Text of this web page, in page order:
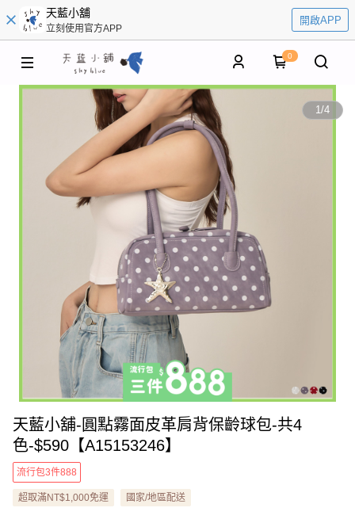
天藍小舖
立刻使用官方APP
開啟APP
0
1/4
天藍小舖-圓點霧面皮革肩背保齡球包-共4
色-$590【A15153246】
流行包3件888
超取滿NT$1,000免運 國家/地區配送